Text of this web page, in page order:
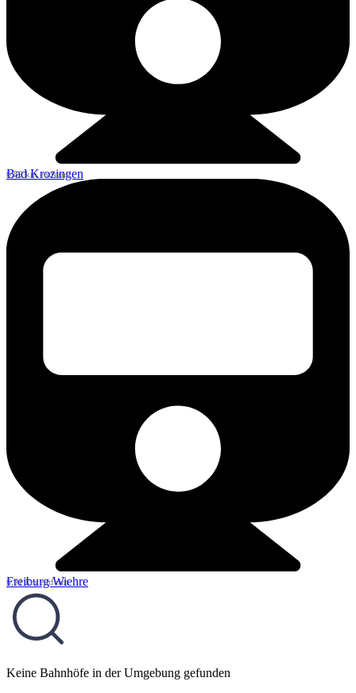
Bad Krozingen
6,82 km entfernt
Freiburg Wiehre
6,91 km entfernt
Keine Bahnhöfe in der Umgebung gefunden